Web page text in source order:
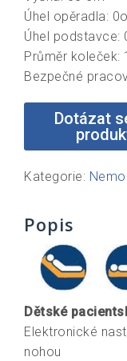
Úhel opěradla:
Úhel podstavce:
Průměr koleček:
Bezpečné
Kategorie:
Popis
Dětské
Elektronické
nohou